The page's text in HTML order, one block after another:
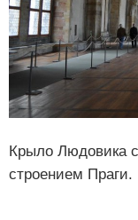
Крыло Людовика
строением Праги.